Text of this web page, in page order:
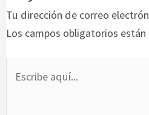
Tu dirección de correo
Los campos obligatorios
aquí...